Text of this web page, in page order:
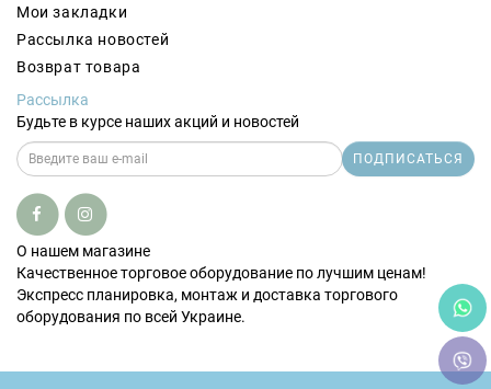
КАК КУПИТЬ О
КАФЕ, РЕСТОРАНОВ И ФАСТ-ФУДА
В компании «Корал» представлены различные виды
торгового оборудования от украинского производителя
компанииКий-В для кафе, ресторанов и фаст-фуда
модели оборудования высокого качества по приятной
цене. На нашем сайте вы можете
купить торговое
Звоните нам по нашим контактным номерам телефонов и
мы ответим на все ваши вопросы!
Мои закладки
Рассылка новостей
Возврат товара
Рассылка
Будьте в курсе наших акций и новостей
ПОДПИСАТЬСЯ
О нашем магазине
Качественное торговое оборудование по лучшим ценам!
Экспресс планировка, монтаж и доставка торгового
оборудования по всей Украине.